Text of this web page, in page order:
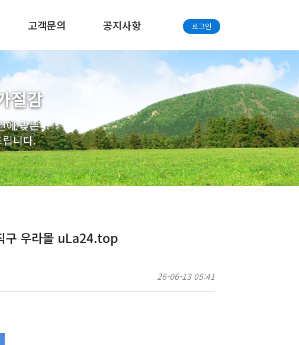
고객문의 공지사항 로그인
절감
에 맞는
니다.
구 우라몰 uLa24.top
26-06-13 05:41